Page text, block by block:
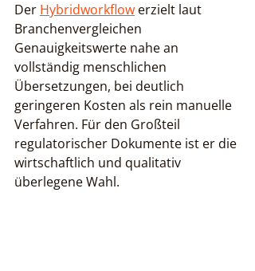
Der Hybridworkflow erzielt laut
Branchenvergleichen
Genauigkeitswerte nahe an
vollständig menschlichen
Übersetzungen, bei deutlich
geringeren Kosten als rein manuelle
Verfahren. Für den Großteil
regulatorischer Dokumente ist er die
wirtschaftlich und qualitativ
überlegene Wahl.